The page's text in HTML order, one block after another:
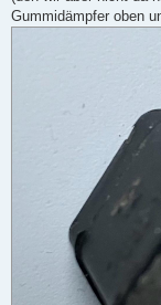
Gummidämpfer oben